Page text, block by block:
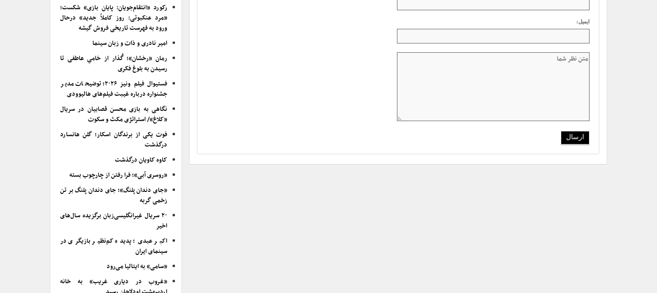
ایمیل:
رکورد «انتقام‌جویان: پایان بازی» شکست؛
«مرد عنکبوتی: روز کاملاً جدید» درحال
ورود به فهرست تاریخی فروش گیشه
امیر نادری و ذات و زبان سینما
رمان «رخشان»؛ گُذار از خامیِ عاطفی تا
رسیدن به بلوغ فکری
فستیوال فیلم ونیز ۲۰۲۶؛ توضیحات مدیر
جشنواره درباره غیبت فیلم‌های هالیوودی
نگاهی به بازی محسن قصابیان در سریال
«کلاغ»/ استراتژی مکث و سکوت
فوت یکی از برندگان اسکار؛ گلن هانسارد
درگذشت
کاوه کاویان درگذشت
«روسری آبی»؛ فرا رفتن از چارچوب بسته
«جای دندان پلنگ»؛ جای دندان پلنگ بر تن
زخمی گربه
۲۰ سریال غیرانگلیسی‌زبان برگزیده سال‌های
اخیر
اکبر عبدی؛ پدیده کم‌نظیر بازیگری در
سینمای ایران
«سامی» به ایتالیا می‌رود
«غروب در دیاری غریب» به خانه